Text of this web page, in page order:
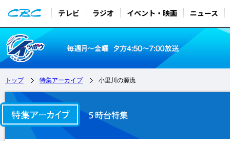
テレビ ラジオ イベント・映画 ニュース
トップ 特集アーカイブ 小里川の源流